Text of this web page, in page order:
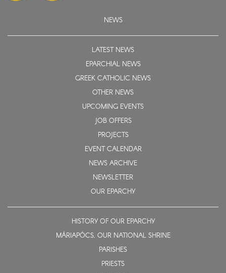
NEWS
LATEST NEWS
EPARCHIAL NEWS
GREEK CATHOLIC NEWS
OTHER NEWS
UPCOMING EVENTS
JOB OFFERS
PROJECTS
EVENT CALENDAR
NEWS ARCHIVE
NEWSLETTER
OUR EPARCHY
HISTORY OF OUR EPARCHY
MÁRIAPÓCS, OUR NATIONAL SHRINE
PARISHES
PRIESTS